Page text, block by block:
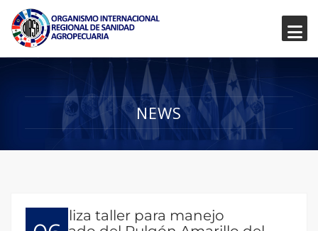
NEWS
Se realiza taller para manejo